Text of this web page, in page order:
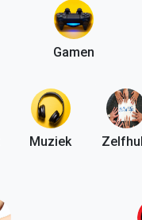
Gamen
Muziek